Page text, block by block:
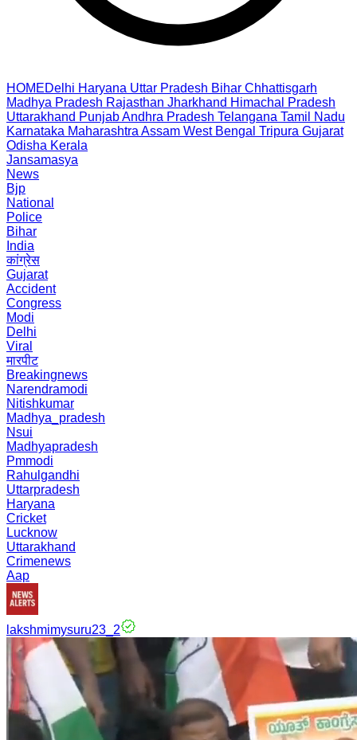
HOMEDelhi Haryana Uttar Pradesh Bihar Chhattisgarh
Madhya Pradesh Rajasthan Jharkhand Himachal Pradesh
Uttarakhand PunjabAndhra Pradesh Telangana Tamil Nadu
Karnataka Maharashtra Assam West Bengal Tripura Gujarat
Odisha Kerala
Jansamasya
News
Bjp
National
Police
Bihar
India
कांग्रेस
Gujarat
Accident
Congress
Modi
Delhi
Viral
मारपीट
Breakingnews
Narendramodi
Nitishkumar
Madhya_pradesh
Nsui
Madhyapradesh
Pmmodi
Rahulgandhi
Uttarpradesh
Haryana
Cricket
Lucknow
Uttarakhand
Crimenews
Aap
lakshmimysuru23_2